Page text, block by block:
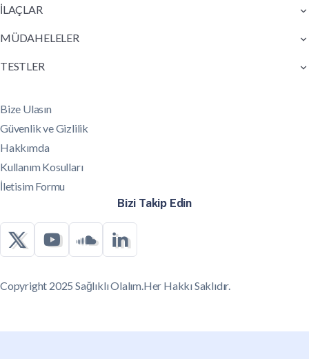
İLAÇLAR
MÜDAHELELER
TESTLER
Bize Ulasın
Güvenlik ve Gizlilik
Hakkımda
Kullanım Kosulları
İletisim Formu
Bizi Takip Edin
Copyright 2025 Sağlıklı Olalım.Her Hakkı Saklıdır.